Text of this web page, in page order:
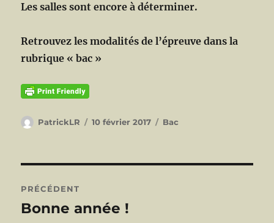
Les salles sont encore à déterminer.
Retrouvez les modalités de l’épreuve dans la
rubrique « bac »
Auteur
PatrickLR
Publié
10 février 2017 Catégories
Bac
de
PRÉCÉDENT
Publication
Bonne année !